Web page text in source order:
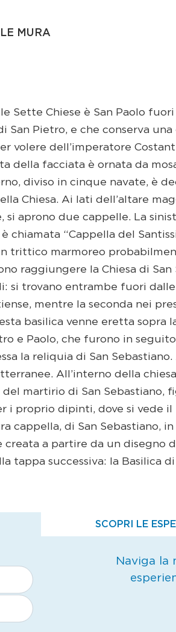
MURA
Sette Chiese è San Paolo fuori
San Pietro, e che conserva
volere dell’imperatore
della facciata è ornata da
diviso in cinque navate, è
Chiesa. Ai lati dell’altare
aprono due cappelle. La
chiamata “Cappella del
trittico marmoreo
raggiungere la Chiesa di
si trovano entrambe fuori
mentre la seconda nei
basilica venne eretta sopra
e Paolo, che furono in
la reliquia di San
All’interno della
martirio di San Sebastiano,
proprio dipinti, dove si vede il
cappella, di San Sebastiano,
a partire da un disegno
tappa successiva: la Basilica di